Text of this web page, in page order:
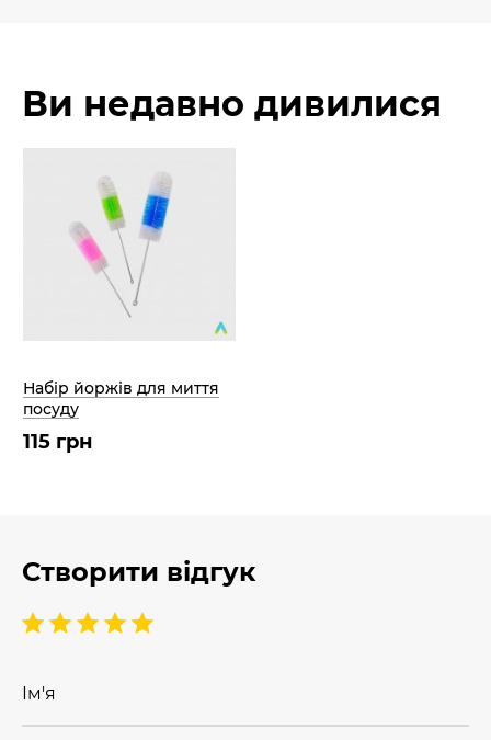
Ви недавно дивилися
Набір йоржів для миття
посуду
115 грн
Створити відгук
Ім'я